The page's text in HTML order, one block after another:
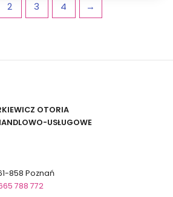
2 3 4 →
OTORIA
USŁUGOWE
858 Poznań
788 772